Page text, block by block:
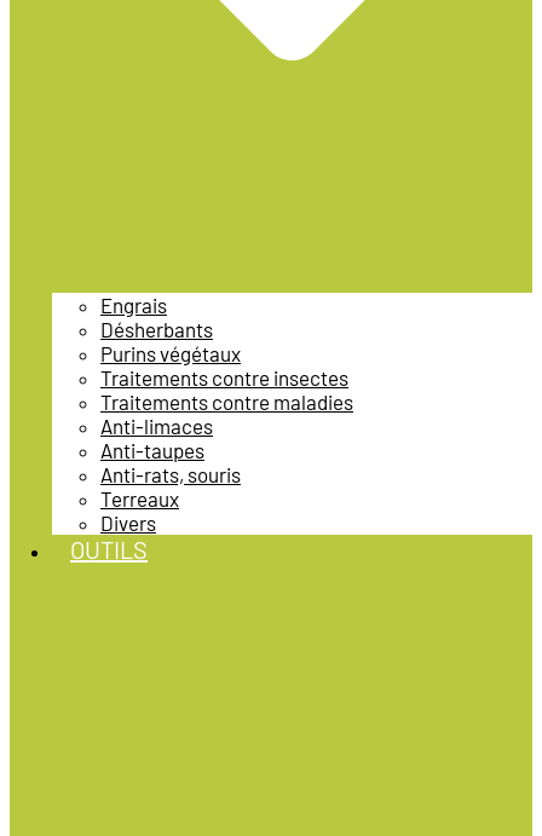
Engrais
Désherbants
Purins végétaux
Traitements contre insectes
Traitements contre maladies
Anti-limaces
Anti-taupes
Anti-rats, souris
Terreaux
Divers
OUTILS